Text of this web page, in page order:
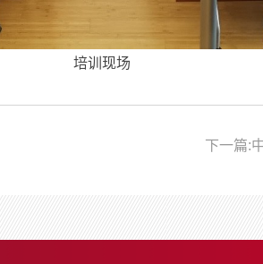
培训现场
下一篇: